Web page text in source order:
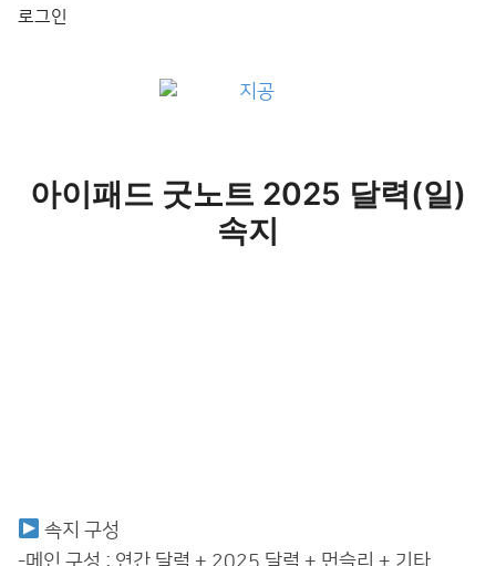
로그인
아이패드 굿노트 2025 달력(일)
속지
속지 구성
-메인 구성 : 연간 달력 + 2025 달력 + 먼슬리 + 기타